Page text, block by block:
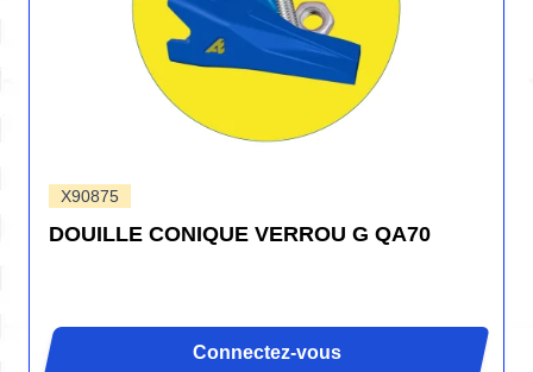
X90875
DOUILLE CONIQUE VERROU G QA70
Connectez-vous